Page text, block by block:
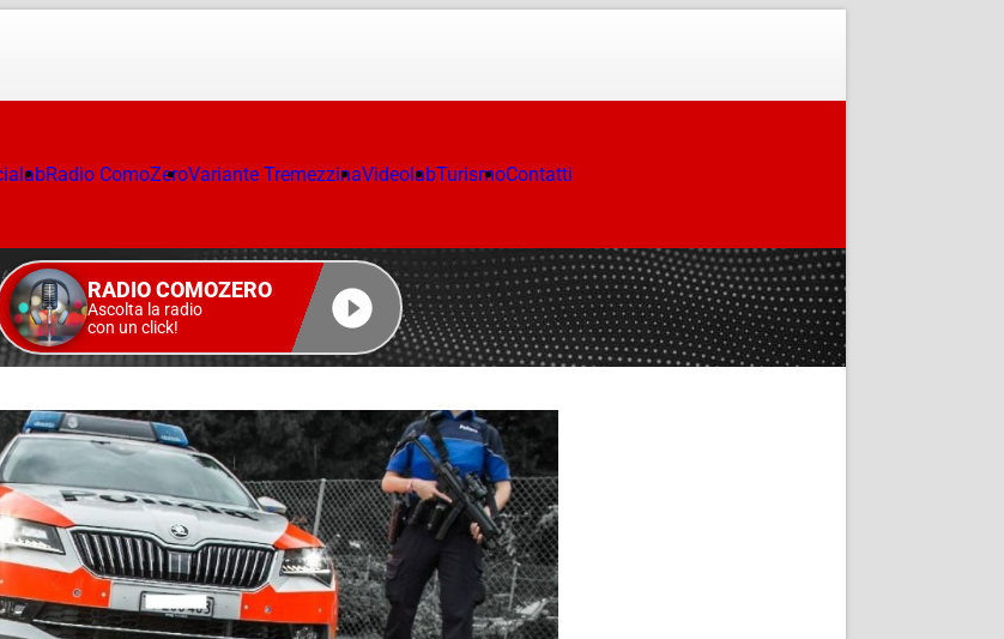
Radio ComoZeroVariante TremezzinaVideolabTurismoContatti
RADIO COMOZERO
Ascolta la radio
con un click!